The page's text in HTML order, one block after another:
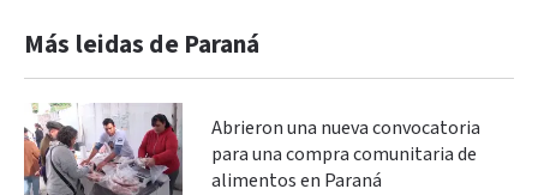
Más leidas de Paraná
Abrieron una nueva convocatoria
para una compra comunitaria de
alimentos en Paraná